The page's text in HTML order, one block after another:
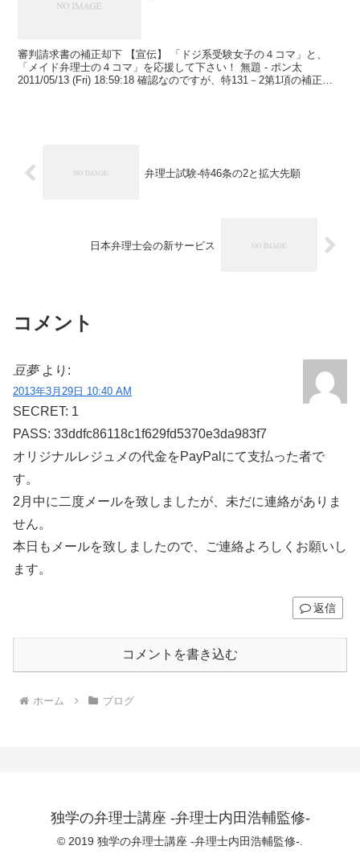
審判請求書の補正却下 【宣伝】 「ドジ系受験女子の４コマ」と、
「メイド弁理士の４コマ」を応援して下さい！ 無題 - ポン太
2011/05/13 (Fri) 18:59:18 確認なのですが、特131－2第1項の補正
弁理士試験-特46条の2と拡大先願
日本弁理士会の新サービス
コメント
豆夢 より:
2013年3月29日 10:40 AM
SECRET: 1
PASS: 33ddfc86118c1f629fd5370e3da983f7
オリジナルレジュメの代金をPayPalにて支払った者で
す。
2月中に二度メールを致しましたが、未だに連絡がありま
せん。
本日もメールを致しましたので、ご連絡よろしくお願いし
ます。
返信
コメントを書き込む
ホーム ブログ
独学の弁理士講座 -弁理士内田浩輔監修-
© 2019 独学の弁理士講座 -弁理士内田浩輔監修-.